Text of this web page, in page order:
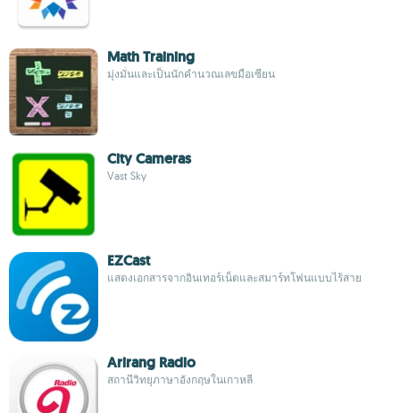
Math Training
มุ่งมั่นและเป็นนักคำนวณเลขมือเซียน
City Cameras
Vast Sky
EZCast
แสดงเอกสารจากอินเทอร์เน็ตและสมาร์ทโฟนแบบไร้สาย
Arirang Radio
สถานีวิทยุภาษาอังกฤษในเกาหลี